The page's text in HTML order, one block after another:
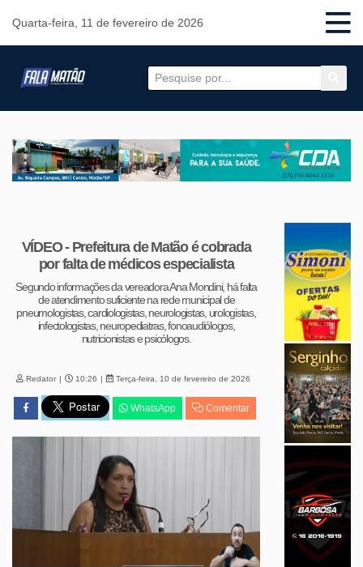
Quarta-feira, 11 de fevereiro de 2026
VÍDEO - Prefeitura de Matão é cobrada
por falta de médicos especialista
Segundo informações da vereadora Ana Mondini, há falta
de atendimento suficiente na rede municipal de
pneumologistas, cardiologistas, neurologistas, urologistas,
infectologistas, neuropediatras, fonoaudiólogos,
nutricionistas e psicólogos.
Redator 10:26 Terça-feira, 10 de fevereiro de 2026
WhatsApp Comentar